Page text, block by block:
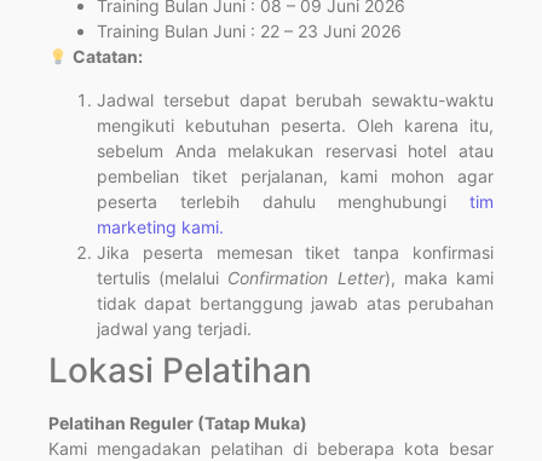
Training Bulan Juni : 08 – 09 Juni 2026
Training Bulan Juni : 22 – 23 Juni 2026
Catatan:
Jadwal tersebut dapat berubah sewaktu-waktu
mengikuti kebutuhan peserta. Oleh karena itu,
sebelum Anda melakukan reservasi hotel atau
pembelian tiket perjalanan, kami mohon agar
peserta terlebih dahulu menghubungi tim
marketing kami.
Jika peserta memesan tiket tanpa konfirmasi
tertulis (melalui Confirmation Letter), maka kami
tidak dapat bertanggung jawab atas perubahan
jadwal yang terjadi.
Lokasi Pelatihan
Pelatihan Reguler (Tatap Muka)
Kami mengadakan pelatihan di beberapa kota besar